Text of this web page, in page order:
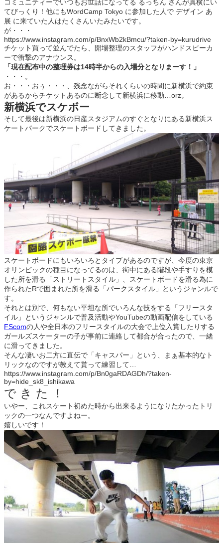
コミュニティーでいつもお世話になってる るっちん さんが真横にい
てびっくり！他にもWordCamp Tokyo に参加した人で デザイン あ
展 に来ていた人はたくさんいたみたいです。
が・・・
https://www.instagram.com/p/BnxWb2kBmcu/?taken-by=kurudrive
チケット買って並んでたら、開場整理のスタッフがハンドスピーカ
ーで衝撃のアナウンス。
「現在配布中の整理券は14時半からの入場分となりまーす！」
・・・。
お・・・おぅ・・・、残念ながらそれくらいの時間に新横浜で約束
があるからチケットあるのに断念して新横浜に移動…orz。
新横浜でスケボー
そして最後は新横浜の日産スタジアムのすぐとなりにある新横浜ス
ケートパークでスケートボードしてきました。
スケートボードにもいろいろとタイプがあるのですが、今度の東京
オリンピックの種目になってるのは、街中にある階段や手すりを模
した所を滑る「ストリートスタイル」、スケートボードを滑る為に
作られたRで囲まれた所を滑る「パークスタイル」というジャンルで
す。
それとは別で、何もない平坦な所でいろんな技をする「フリースタ
イル」というジャンルで普及活動やYouTubeの動画配信をしている
FScomの人や全日本のフリースタイルの大会で上位入賞したりする
ガールズスケーターの子が事前に連絡して都合が合ったので、一緒
に滑ってきました。
そんな凄いお二方に直伝で「キャスパー」という、まぁ基本的なト
リックなのですが教えて貰って練習して…
https://www.instagram.com/p/Bn0gaRDAGDh/?taken-
by=hide_sk8_ishikawa
で き た ！
いやー、これスケート初めた時から出来るようになりたかったトリ
ックの一つなんですよねー。
嬉しいです！